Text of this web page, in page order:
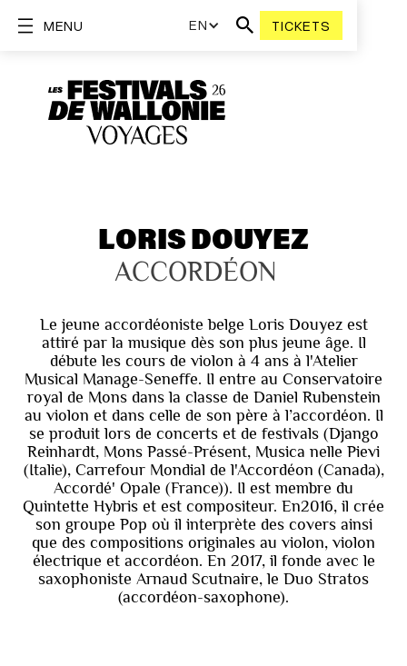
EN TICKETS
MENU
LORIS DOUYEZ
ACCORDÉON
Le jeune accordéoniste belge Loris Douyez est
attiré par la musique dès son plus jeune âge. Il
débute les cours de violon à 4 ans à l'Atelier
Musical Manage-Seneffe. Il entre au Conservatoire
royal de Mons dans la classe de Daniel Rubenstein
au violon et dans celle de son père à l’accordéon.​ Il
se produit lors de concerts et de festivals (Django
Reinhardt, Mons Passé-Présent, Musica nelle Pievi
(Italie), Carrefour Mondial de l'Accordéon (Canada),
Accordé' Opale (France)). Il est membre du
Quintette Hybris et est compositeur. En2016, il crée
son groupe Pop où il interprète des covers ainsi
que des compositions originales au violon, violon
électrique et accordéon. En 2017, il fonde avec le
saxophoniste Arnaud Scutnaire, le Duo Stratos
(accordéon-saxophone).